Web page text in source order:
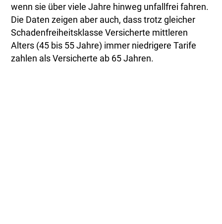
wenn sie über viele Jahre hinweg unfallfrei fahren.
Die Daten zeigen aber auch, dass trotz gleicher
Schadenfreiheitsklasse Versicherte mittleren
Alters (45 bis 55 Jahre) immer niedrigere Tarife
zahlen als Versicherte ab 65 Jahren.